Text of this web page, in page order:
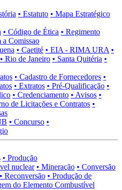
Canais
• Estatuto • Mapa Estratégico
• Código de Ética • Regimento
a Comissao
• Caetité • EIA - RIMA URA •
• Rio de Janeiro • Santa Quitéria •
• Cadastro de Fornecedores •
• Extratos • Pré-Qualificação •
• Credenciamento • Avisos •
de Licitações e Contratos •
• Concurso •
• Produção
nuclear • Mineração • Conversão
• Reconversão • Produção de
do Elemento Combustível